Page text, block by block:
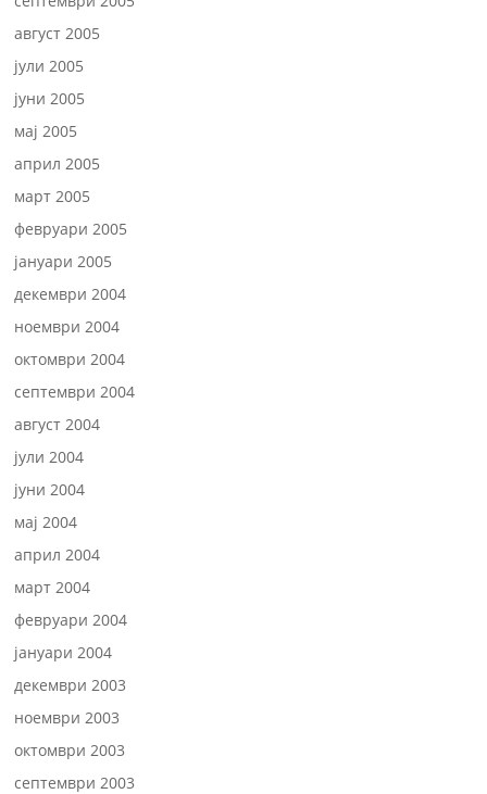
август 2005
јули 2005
јуни 2005
мај 2005
април 2005
март 2005
февруари 2005
јануари 2005
декември 2004
ноември 2004
октомври 2004
септември 2004
август 2004
јули 2004
јуни 2004
мај 2004
април 2004
март 2004
февруари 2004
јануари 2004
декември 2003
ноември 2003
октомври 2003
септември 2003